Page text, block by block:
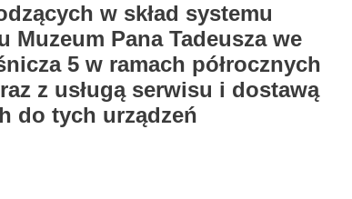
w skład systemu
Pana Tadeusza we
5 w ramach półrocznych
z usługą serwisu i dostawą
do tych urządzeń